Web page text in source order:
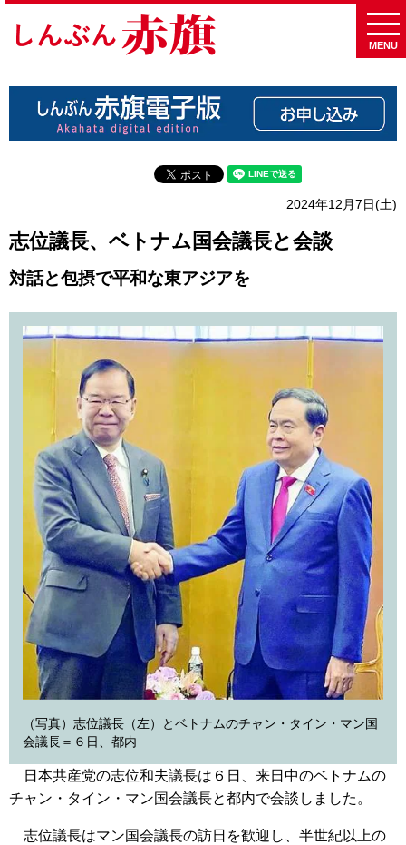
MENU
2024年12月7日(土)
志位議長、ベトナム国会議長と会談
対話と包摂で平和な東アジアを
（写真）志位議長（左）とベトナムのチャン・タイン・マン国
会議長＝６日、都内
日本共産党の志位和夫議長は６日、来日中のベトナムの
チャン・タイン・マン国会議長と都内で会談しました。
志位議長はマン国会議長の訪日を歓迎し、半世紀以上の